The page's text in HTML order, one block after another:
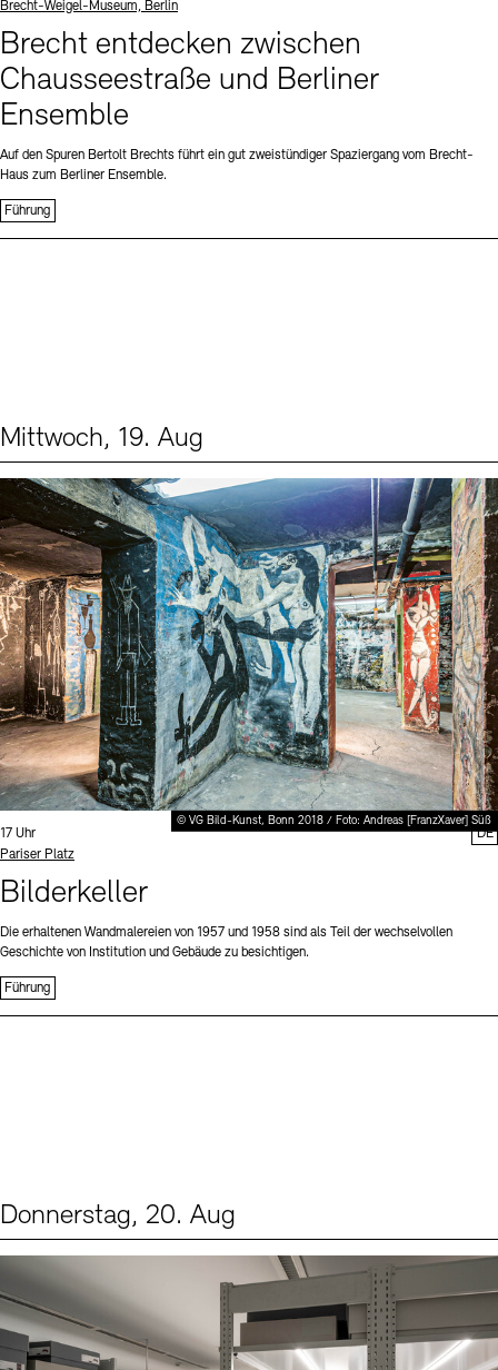
Standort
Brecht-Weigel-Museum, Berlin
Brecht entdecken zwischen
Chausseestraße und Berliner
Ensemble
Auf den Spuren Bertolt Brechts führt ein gut zweistündiger Spaziergang vom Brecht-
Haus zum Berliner Ensemble.
Führung
Mittwoch, 19. Aug
© VG Bild-Kunst, Bonn 2018 / Foto: Andreas [FranzXaver] Süß
Uhrzeit:
17 Uhr
Standort
Pariser Platz
Bilderkeller
Die erhaltenen Wandmalereien von 1957 und 1958 sind als Teil der wechselvollen
Geschichte von Institution und Gebäude zu besichtigen.
Führung
DE
Donnerstag, 20. Aug